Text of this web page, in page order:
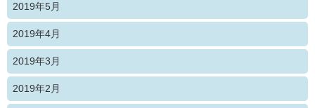
2019年5月
2019年4月
2019年3月
2019年2月